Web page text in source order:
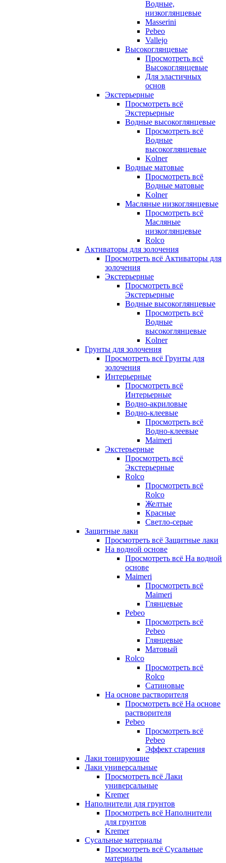
Водные,
низкоглянцевые
Masserini
Pebeo
Vallejo
Высокоглянцевые
Просмотреть всё
Высокоглянцевые
Для эластичных
основ
Экстерьерные
Просмотреть всё
Экстерьерные
Водные высокоглянцевые
Просмотреть всё
Водные
высокоглянцевые
Kolner
Водные матовые
Просмотреть всё
Водные матовые
Kolner
Масляные низкоглянцевые
Просмотреть всё
Масляные
низкоглянцевые
Rolco
Активаторы для золочения
Просмотреть всё Активаторы для
золочения
Экстерьерные
Просмотреть всё
Экстерьерные
Водные высокоглянцевые
Просмотреть всё
Водные
высокоглянцевые
Kolner
Грунты для золочения
Просмотреть всё Грунты для
золочения
Интерьерные
Просмотреть всё
Интерьерные
Водно-акриловые
Водно-клеевые
Просмотреть всё
Водно-клеевые
Maimeri
Экстерьерные
Просмотреть всё
Экстерьерные
Rolco
Просмотреть всё
Rolco
Желтые
Красные
Светло-серые
Защитные лаки
Просмотреть всё Защитные лаки
На водной основе
Просмотреть всё На водной
основе
Maimeri
Просмотреть всё
Maimeri
Глянцевые
Pebeo
Просмотреть всё
Pebeo
Глянцевые
Матовый
Rolco
Просмотреть всё
Rolco
Сатиновые
На основе растворителя
Просмотреть всё На основе
растворителя
Pebeo
Просмотреть всё
Pebeo
Эффект старения
Лаки тонирующие
Лаки универсальные
Просмотреть всё Лаки
универсальные
Kremer
Наполнители для грунтов
Просмотреть всё Наполнители
для грунтов
Kremer
Сусальные материалы
Просмотреть всё Сусальные
материалы